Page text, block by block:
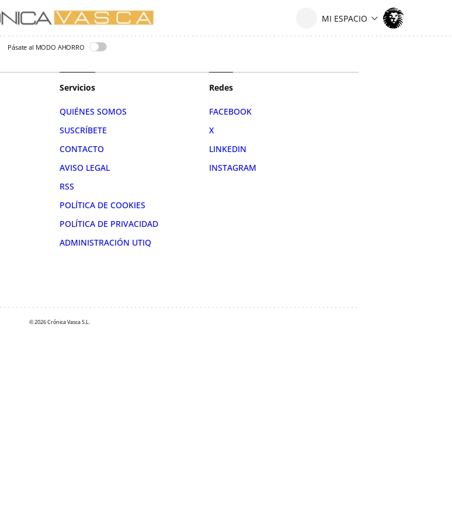
Pásate al MODO AHORRO
Servicios
QUIÉNES SOMOS
SUSCRÍBETE
CONTACTO
AVISO LEGAL
RSS
POLÍTICA DE COOKIES
POLÍTICA DE PRIVACIDAD
ADMINISTRACIÓN UTIQ
Redes
FACEBOOK
X
LINKEDIN
INSTAGRAM
© 2026 Crónica Vasca S.L.